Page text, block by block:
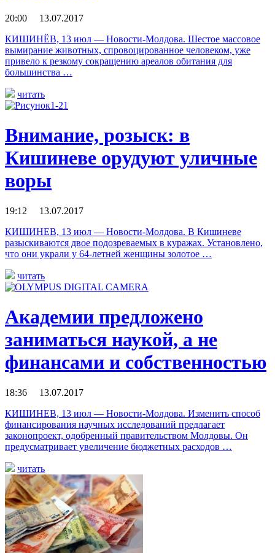
20:00 13.07.2017
КИШИНЁВ, 13 июл — Новости-Молдова. Шестое массовое
вымирание животных, спровоцированное человеком, уже
привело к резкому сокращению ареалов обитания для
большинства …
читать
Внимание, розыск: в
Кишиневе орудуют уличные
воры
19:12 13.07.2017
КИШИНЕВ, 13 июл — Новости-Молдова. В Кишиневе
разыскиваются двое подозреваемых в куражах. Установлено,
что они украли у 64-летней женщины золотое …
читать
Академии предложено
заниматься наукой, а не
финансами и собственностью
18:36 13.07.2017
КИШИНЕВ, 13 июл — Новости-Молдова. Изменить способ
финансирования научных исследований предлагает
законопроект, одобренный правительством Молдовы. Он
предусматривает увеличение бюджетных расходов …
читать